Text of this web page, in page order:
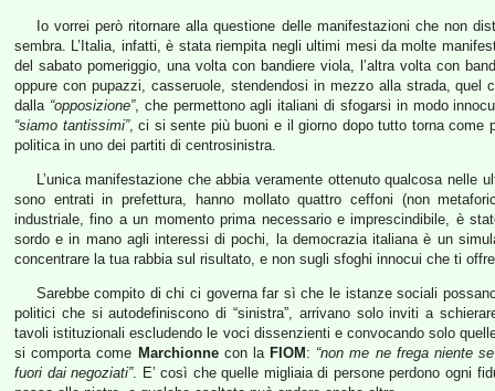
Io vorrei però ritornare alla questione delle manifestazioni che non
sembra. L’Italia, infatti, è stata riempita negli ultimi mesi da molte
del sabato pomeriggio, una volta con bandiere viola, l’altra volta con
oppure con pupazzi, casseruole, stendendosi in mezzo alla strada, quel
dalla “opposizione”, che permettono agli italiani di sfogarsi in modo
“siamo tantissimi”, ci si sente più buoni e il giorno dopo tutto torna come
politica in uno dei partiti di centrosinistra.
L’unica manifestazione che abbia veramente ottenuto qualcosa nelle
sono entrati in prefettura, hanno mollato quattro ceffoni (non
industriale, fino a un momento prima necessario e imprescindibile, è
sordo e in mano agli interessi di pochi, la democrazia italiana è un
concentrare la tua rabbia sul risultato, e non sugli sfoghi innocui che ti
Sarebbe compito di chi ci governa far sì che le istanze sociali
politici che si autodefiniscono di “sinistra”, arrivano solo inviti a
tavoli istituzionali escludendo le voci dissenzienti e convocando solo
si comporta come Marchionnecon la FIOM : “non me ne frega niente
fuori dai negoziati”. E’ così che quelle migliaia di persone perdono ogni